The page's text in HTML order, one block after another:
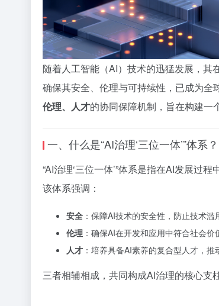
随着人工智能（AI）技术的迅猛发展，其
确保其安全、伦理与可持续性，已成为全
伦理、人才的协同保障机制，旨在构建一
一、什么是“AI治理‘三位一体’”体系？
“AI治理‘三位一体’”体系是指在AI发展过程
该体系强调：
安全 ：保障AI技术的安全性，防止技术
伦理 ：确保AI在开发和应用中符合社会
人才 ：培养具备AI素养的复合型人才，推
三者相辅相成，共同构成AI治理的核心支